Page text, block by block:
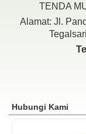
TENDA
Alamat: Jl.
Hubungi Kami